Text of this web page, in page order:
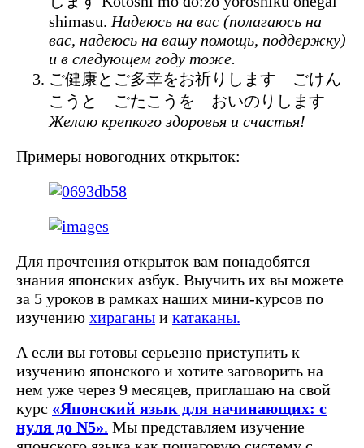
shimasu. Надеюсь на вас (полагаюсь на
вас, надеюсь на вашу помощь, поддержку)
и в следующем году тоже.
ご健康とご多幸をお祈りします ごけん
こうと ごたこうを おいのりします
Желаю крепкого здоровья и счастья!
Примеры новогодних открыток:
Для прочтения открыток вам понадобятся
знания японских азбук. Выучить их вы можете
за 5 уроков в рамках наших мини-курсов по
изучению хираганы и катаканы.
А если вы готовы серьезно приступить к
изучению японского и хотите заговорить на
нем уже через 9 месяцев, приглашаю на свой
курс «Японский язык для начинающих: с
нуля до N5». Мы представляем изучение